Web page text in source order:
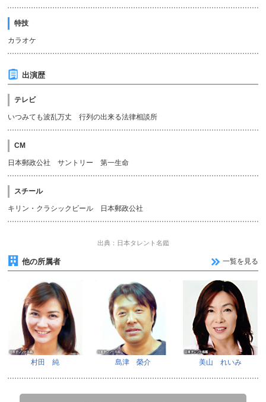
特技
カラオケ
出演歴
テレビ
いつみても波乱万丈 行列の出来る法律相談所
CM
日本郵政公社 サントリー 第一生命
スチール
キリン・クラシックビール 日本郵政公社
出典：日本タレント名鑑
他の所属者 一覧を見る
村田 純 島津 榮介 美山 れいみ